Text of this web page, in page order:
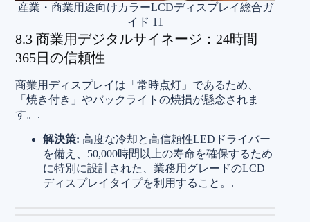
産業・商業用途向けカラーLCDディスプレイ総合ガ
イド 11
8.3 商業用デジタルサイネージ：24時間
365日の信頼性
商業用ディスプレイは「常時点灯」であるため、
「焼き付き」やバックライトの焼損が懸念されま
す。.
解決策: 高度な冷却と高信頼性LEDドライバー
を備え、50,000時間以上の寿命を確保するため
に特別に設計された、業務用グレードのLCD
ディスプレイタイプを利用すること。.